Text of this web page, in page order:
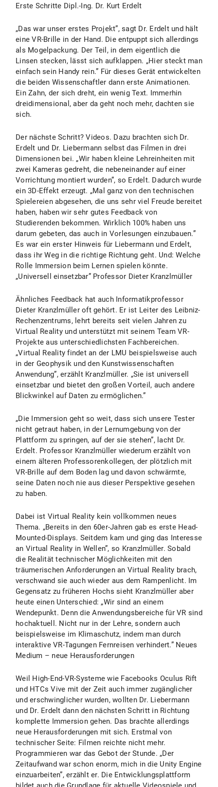
Erste Schritte Dipl.-Ing. Dr. Kurt Erdelt
„Das war unser erstes Projekt”, sagt Dr. Erdelt und hält
eine VR-Brille in der Hand. Die entpuppt sich allerdings
als Mogelpackung. Der Teil, in dem eigentlich die
Linsen stecken, lässt sich aufklappen. „Hier steckt man
einfach sein Handy rein.” Für dieses Gerät entwickelten
die beiden Wissenschaftler dann erste Animationen.
Ein Zahn, der sich dreht, ein wenig Text. Immerhin
dreidimensional, aber da geht noch mehr, dachten sie
sich.
Der nächste Schritt? Videos. Dazu brachten sich Dr.
Erdelt und Dr. Liebermann selbst das Filmen in drei
Dimensionen bei. „Wir haben kleine Lehreinheiten mit
zwei Kameras gedreht, die nebeneinander auf einer
Vorrichtung montiert wurden”, so Erdelt. Dadurch wurde
ein 3D-Effekt erzeugt. „Mal ganz von den technischen
Spielereien abgesehen, die uns sehr viel Freude bereitet
haben, haben wir sehr gutes Feedback von
Studierenden bekommen. Wirklich 100% haben uns
darum gebeten, das auch in Vorlesungen einzubauen.”
Es war ein erster Hinweis für Liebermann und Erdelt,
dass ihr Weg in die richtige Richtung geht. Und: Welche
Rolle Immersion beim Lernen spielen könnte.
„Universell einsetzbar” Professor Dieter Kranzlmüller
Ähnliches Feedback hat auch Informatikprofessor
Dieter Kranzlmüller oft gehört. Er ist Leiter des Leibniz-
Rechenzentrums, lehrt bereits seit vielen Jahren zu
Virtual Reality und unterstützt mit seinem Team VR-
Projekte aus unterschiedlichsten Fachbereichen.
„Virtual Reality findet an der LMU beispielsweise auch
in der Geophysik und den Kunstwissenschaften
Anwendung”, erzählt Kranzlmüller. „Sie ist universell
einsetzbar und bietet den großen Vorteil, auch andere
Blickwinkel auf Daten zu ermöglichen.”
„Die Immersion geht so weit, dass sich unsere Tester
nicht getraut haben, in der Lernumgebung von der
Plattform zu springen, auf der sie stehen”, lacht Dr.
Erdelt. Professor Kranzlmüller wiederum erzählt von
einem älteren Professorenkollegen, der plötzlich mit
VR-Brille auf dem Boden lag und davon schwärmte,
seine Daten noch nie aus dieser Perspektive gesehen
zu haben.
Dabei ist Virtual Reality kein vollkommen neues
Thema. „Bereits in den 60er-Jahren gab es erste Head-
Mounted-Displays. Seitdem kam und ging das Interesse
an Virtual Reality in Wellen”, so Kranzlmüller. Sobald
die Realität technischer Möglichkeiten mit den
träumerischen Anforderungen an Virtual Reality brach,
verschwand sie auch wieder aus dem Rampenlicht. Im
Gegensatz zu früheren Hochs sieht Kranzlmüller aber
heute einen Unterschied: „Wir sind an einem
Wendepunkt. Denn die Anwendungsbereiche für VR sind
hochaktuell. Nicht nur in der Lehre, sondern auch
beispielsweise im Klimaschutz, indem man durch
interaktive VR-Tagungen Fernreisen verhindert.” Neues
Medium – neue Herausforderungen
Weil High-End-VR-Systeme wie Facebooks Oculus Rift
und HTCs Vive mit der Zeit auch immer zugänglicher
und erschwinglicher wurden, wollten Dr. Liebermann
und Dr. Erdelt dann den nächsten Schritt in Richtung
komplette Immersion gehen. Das brachte allerdings
neue Herausforderungen mit sich. Erstmal von
technischer Seite: Filmen reichte nicht mehr.
Programmieren war das Gebot der Stunde. „Der
Zeitaufwand war schon enorm, mich in die Unity Engine
einzuarbeiten”, erzählt er. Die Entwicklungsplattform